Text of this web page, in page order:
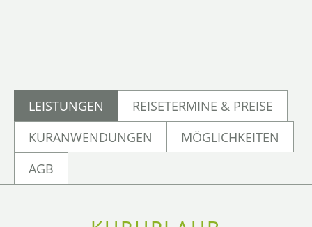
LEISTUNGEN
REISETERMINE & PREISE
KURANWENDUNGEN
MÖGLICHKEITEN
AGB